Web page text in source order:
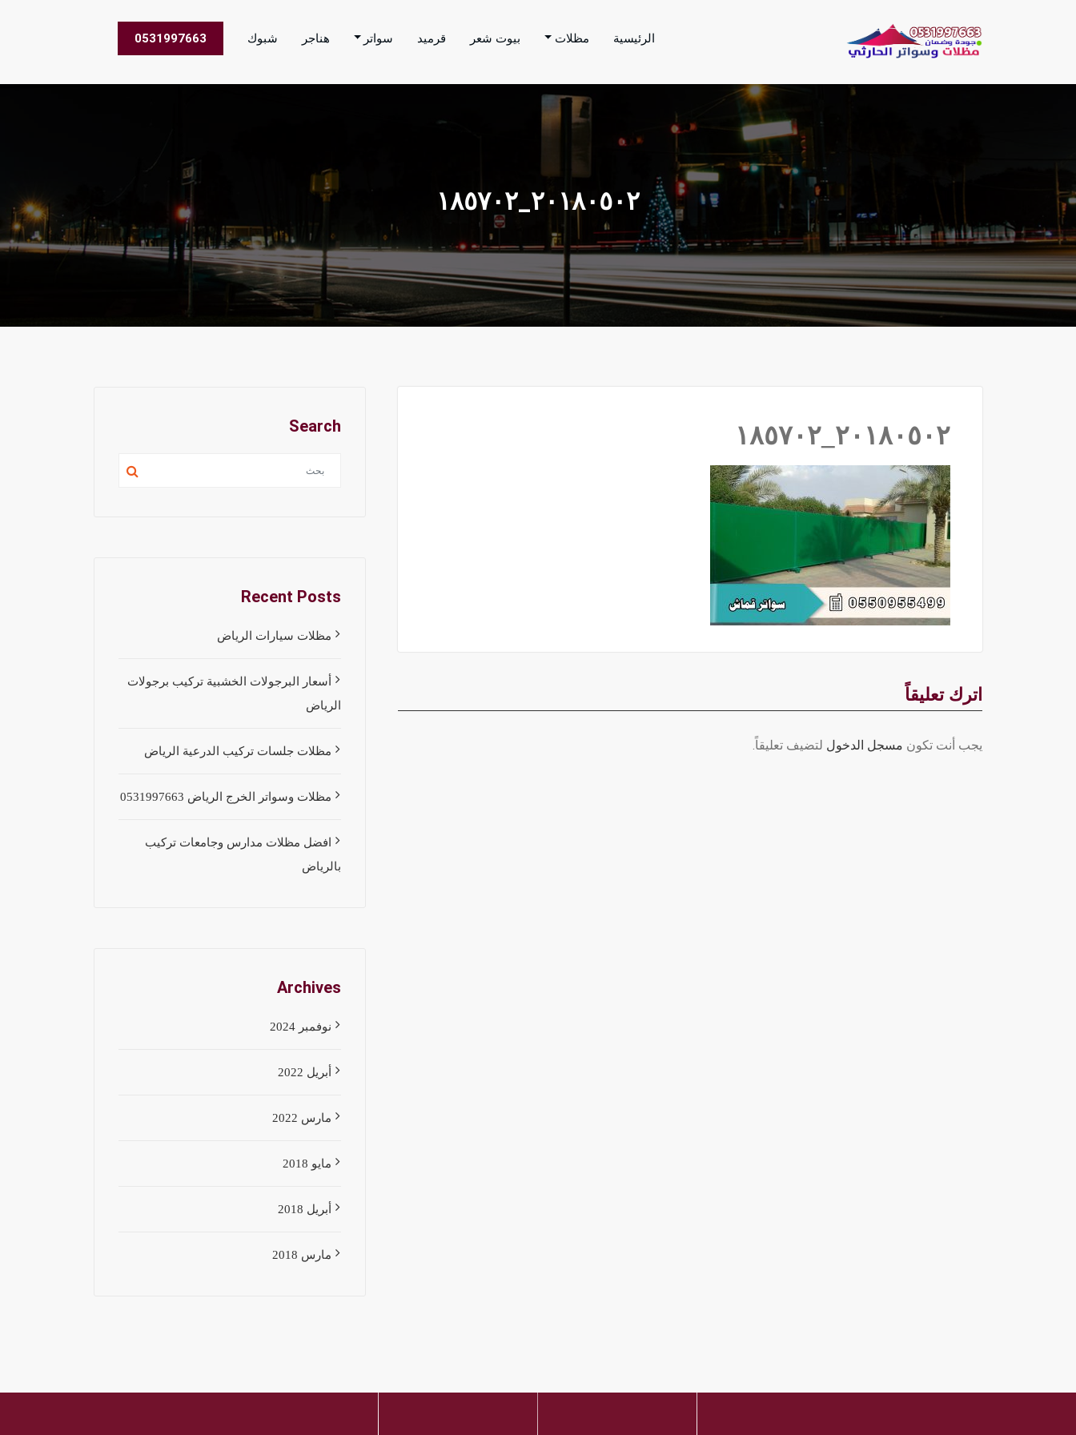
مظلات الحارثي نقوم بتنفيذ اعمال المظلات والسواتر والهناجر وغيرها من الاعمال في جميع مناطق المملكة العربية السعودية
الرئيسية مظلات بيوت شعر قرميد سواتر هناجر شبوك 0531997663
٢٠١٨٠٥٠٢_١٨٥٧٠٢
٢٠١٨٠٥٠٢_١٨٥٧٠٢
اترك تعليقاً
يجب أنت تكون مسجل الدخول لتضيف تعليقاً.
Search
Recent Posts
مظلات سيارات الرياض
أسعار البرجولات الخشبية تركيب برجولات
الرياض
مظلات جلسات تركيب الدرعية الرياض
مظلات وسواتر الخرج الرياض 0531997663
افضل مظلات مدارس وجامعات تركيب
بالرياض
Archives
نوفمبر 2024
أبريل 2022
مارس 2022
مايو 2018
أبريل 2018
مارس 2018